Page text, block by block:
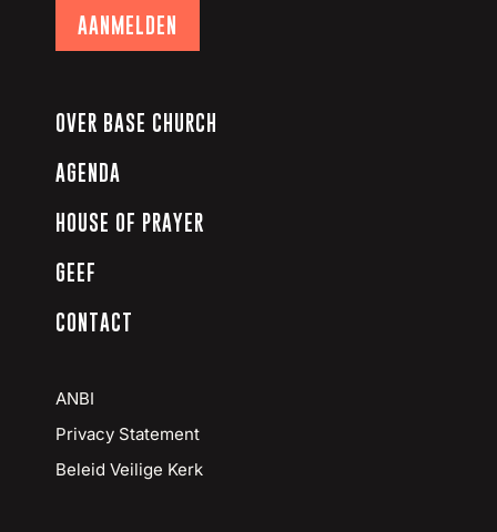
AANMELDEN
OVER BASE CHURCH
AGENDA
HOUSE OF PRAYER
GEEF
CONTACT
ANBI
Privacy Statement
Beleid Veilige Kerk